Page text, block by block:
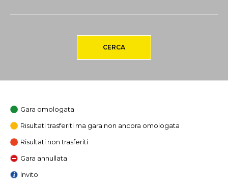
CERCA
Gara omologata
Risultati trasferiti ma gara non ancora omologata
Risultati non trasferiti
Gara annullata
Invito